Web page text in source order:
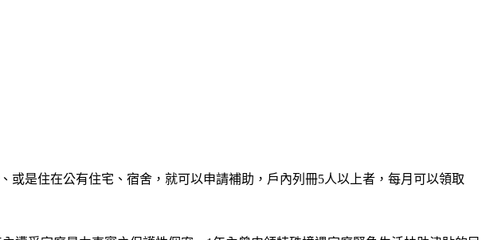
是住在公有住宅、宿舍，就可以申請補助，戶內列冊5人以上者，每月可以領取